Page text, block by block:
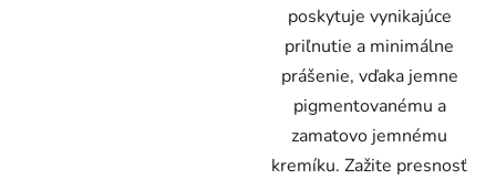
poskytuje vynikajúce
priľnutie a minimálne
prášenie, vďaka jemne
pigmentovanému a
zamatovo jemnému
kremíku. Zažite presnosť